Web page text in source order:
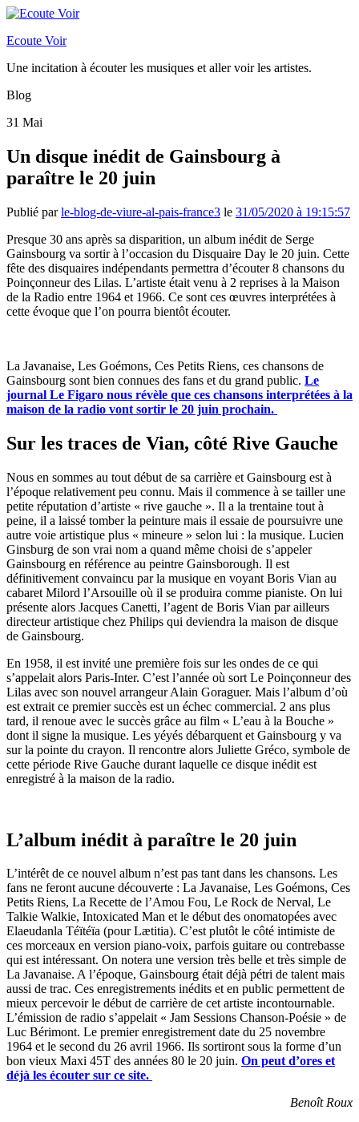
Ecoute Voir
Une incitation à écouter les musiques et aller voir les artistes.
Blog
31 Mai
Un disque inédit de Gainsbourg à
paraître le 20 juin
Publié parle-blog-de-viure-al-pais-france3 le 31/05/2020 à 19:15:57
Presque 30 ans après sa disparition, un album inédit de Serge
Gainsbourg va sortir à l’occasion du Disquaire Day le 20 juin. Cette
fête des disquaires indépendants permettra d’écouter 8 chansons du
Poinçonneur des Lilas. L’artiste était venu à 2 reprises à la Maison
de la Radio entre 1964 et 1966. Ce sont ces œuvres interprétées à
cette évoque que l’on pourra bientôt écouter.
La Javanaise, Les Goémons, Ces Petits Riens, ces chansons de
Gainsbourg sont bien connues des fans et du grand public. Le
journal Le Figaro nous révèle que ces chansons interprétées à la
maison de la radio vont sortir le 20 juin prochain.
Sur les traces de Vian, côté Rive Gauche
Nous en sommes au tout début de sa carrière et Gainsbourg est à
l’époque relativement peu connu. Mais il commence à se tailler une
petite réputation d’artiste « rive gauche ». Il a la trentaine tout à
peine, il a laissé tomber la peinture mais il essaie de poursuivre une
autre voie artistique plus « mineure » selon lui : la musique. Lucien
Ginsburg de son vrai nom a quand même choisi de s’appeler
Gainsbourg en référence au peintre Gainsborough. Il est
définitivement convaincu par la musique en voyant Boris Vian au
cabaret Milord l’Arsouille où il se produira comme pianiste. On lui
présente alors Jacques Canetti, l’agent de Boris Vian par ailleurs
directeur artistique chez Philips qui deviendra la maison de disque
de Gainsbourg.
En 1958, il est invité une première fois sur les ondes de ce qui
s’appelait alors Paris-Inter. C’est l’année où sort Le Poinçonneur des
Lilas avec son nouvel arrangeur Alain Goraguer. Mais l’album d’où
est extrait ce premier succès est un échec commercial. 2 ans plus
tard, il renoue avec le succès grâce au film « L’eau à la Bouche »
dont il signe la musique. Les yéyés débarquent et Gainsbourg y va
sur la pointe du crayon. Il rencontre alors Juliette Gréco, symbole de
cette période Rive Gauche durant laquelle ce disque inédit est
enregistré à la maison de la radio.
L’album inédit à paraître le 20 juin
L’intérêt de ce nouvel album n’est pas tant dans les chansons. Les
fans ne feront aucune découverte : La Javanaise, Les Goémons, Ces
Petits Riens, La Recette de l’Amou Fou, Le Rock de Nerval, Le
Talkie Walkie, Intoxicated Man et le début des onomatopées avec
Elaeudanla Téïtéïa (pour Lætitia). C’est plutôt le côté intimiste de
ces morceaux en version piano-voix, parfois guitare ou contrebasse
qui est intéressant. On notera une version très belle et très simple de
La Javanaise. A l’époque, Gainsbourg était déjà pétri de talent mais
aussi de trac. Ces enregistrements inédits et en public permettent de
mieux percevoir le début de carrière de cet artiste incontournable.
L’émission de radio s’appelait « Jam Sessions Chanson-Poésie » de
Luc Bérimont. Le premier enregistrement date du 25 novembre
1964 et le second du 26 avril 1966. Ils sortiront sous la forme d’un
bon vieux Maxi 45T des années 80 le 20 juin. On peut d’ores et
déjà les écouter sur ce site.
Benoît Roux